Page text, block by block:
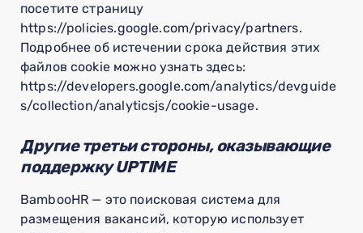
посетите страницу
https://policies.google.com/privacy/partners.
Подробнее об истечении срока действия этих
файлов cookie можно узнать здесь:
https://developers.google.com/analytics/devguide
s/collection/analyticsjs/cookie-usage.
Другие третьи стороны, оказывающие
поддержку UPTIME
BambooHR — это поисковая система для
размещения вакансий, которую использует